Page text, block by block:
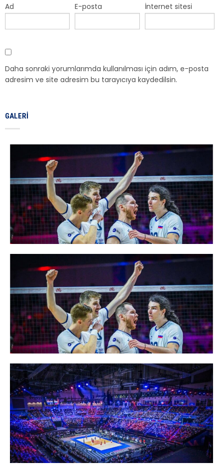
Ad E-posta İnternet sitesi
Daha sonraki yorumlarımda kullanılması için adım, e-posta
adresim ve site adresim bu tarayıcıya kaydedilsin.
GALERI